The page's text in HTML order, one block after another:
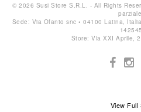
© 2026 Susi Store S.R.L. - All Rights
parziale.
Sede: Via Ofanto snc • 04100 Latina,
142545
Store: Via XXI Aprile,
View Full